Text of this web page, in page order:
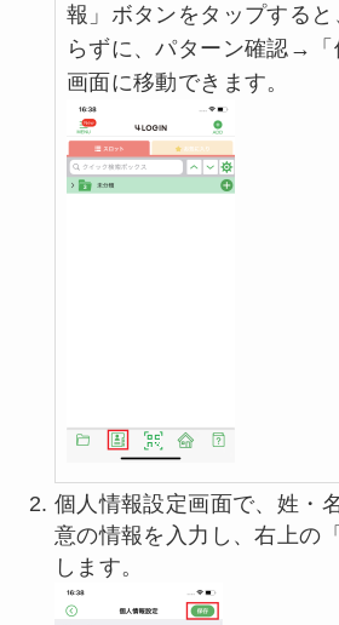
報」ボタンをタップする
らずに、パターン確認→「
画面に移動できます。
個人情報設定画面で、姓・
意の情報を入力し、右上の
します。